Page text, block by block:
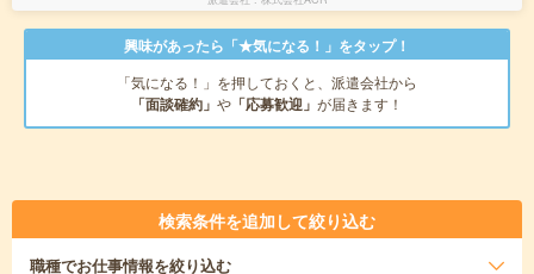
興味があったら「★気になる！」をタップ！
「気になる！」を押しておくと、派遣会社から
「面談確約」 や 「応募歓迎」 が届きます！
検索条件を追加して絞り込む
職種でお仕事情報を絞り込む